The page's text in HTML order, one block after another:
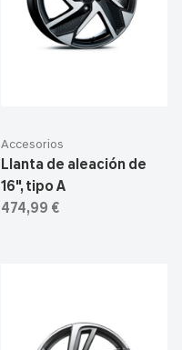
Accesorios
Llanta de aleación de
16", tipo A
474,99 €